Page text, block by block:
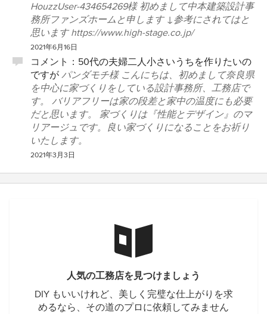
HouzzUser-434654269様 初めまして中本建築設計事
務所ファンズホームと申します ↓参考にされてはと
思います https://www.high-stage.co.jp/
2021年6月16日
コメント： 50代の夫婦二人小さいうちを作りたいの
ですが パンダモチ様 こんにちは、初めまして奈良県
を中心に家づくりをしている設計事務所、工務店で
す。 バリアフリーは家の段差と家中の温度にも必要
だと思います。 家づくりは『性能とデザイン』のマ
リアージュです。良い家づくりになることをお祈り
いたします。
2021年3月3日
人気の工務店を見つけましょう
DIY もいいけれど、美しく完璧な仕上がりを求
めるなら、その道のプロに依頼してみません